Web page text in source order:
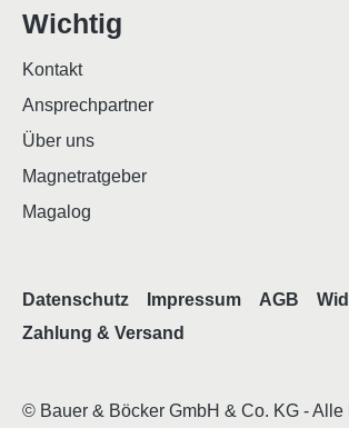
Wichtig
Kontakt
Ansprechpartner
Über uns
Magnetratgeber
Magalog
© Bauer & Böcker GmbH & Co. KG - Alle
Datenschutz Impressum AGB
Zahlung & Versand